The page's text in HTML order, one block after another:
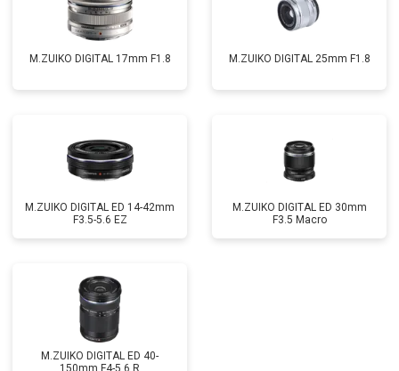
M.ZUIKO DIGITAL 17mm F1.8 M.ZUIKO DIGITAL 25mm F1.8
M.ZUIKO DIGITAL ED 14-42mm
F3.5-5.6 EZ
M.ZUIKO DIGITAL ED 30mm
F3.5 Macro
M.ZUIKO DIGITAL ED 40-
150mm F4-5.6 R